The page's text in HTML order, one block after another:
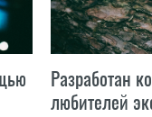
Разработан
любителей